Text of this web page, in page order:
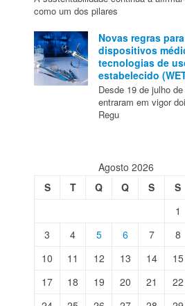
como um dos pilares
Novas regras para
dispositivos
tecnologias de
estabelecido
Desde 19 de julho
entraram em vigor
Regu
Agosto 2026
S
T Q Q S S
1
3
4 5 6 7 8
10
11 12 13 14 15
17
18 19 20 21 22